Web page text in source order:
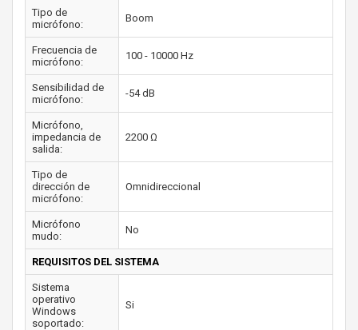
Tipo de
micrófono:
Boom
Frecuencia de
micrófono:
100 - 10000 Hz
Sensibilidad de
micrófono:
-54 dB
Micrófono,
impedancia de
salida:
2200 Ω
Tipo de
dirección de
micrófono:
Omnidireccional
Micrófono
mudo:
No
REQUISITOS DEL SISTEMA
Sistema
operativo
Windows
soportado:
Si